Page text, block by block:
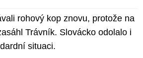
rohový kop znovu, protože na
Trávník. Slovácko odolalo i
situaci.